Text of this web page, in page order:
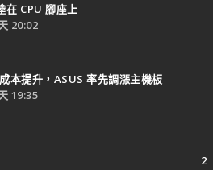
在 CPU 腳座上
20:02
本提升，ASUS 率先調漲主機板
19:35
2